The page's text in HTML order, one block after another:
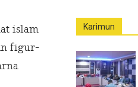
islam
figur-
Karimun